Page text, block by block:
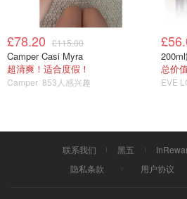
£78.20 £115.00
Camper Casi Myra
超清爽！适合度假！
Camper 853人感兴趣
总价
EVE
联系我们 黑五
隐私条款
用户协议